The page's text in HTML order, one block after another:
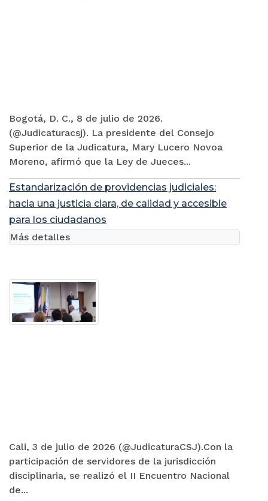
Bogotá, D. C., 8 de julio de 2026.
(@Judicaturacsj). La presidente del Consejo
Superior de la Judicatura, Mary Lucero Novoa
Moreno, afirmó que la Ley de Jueces...
Estandarización de providencias judiciales:
hacia una justicia clara, de calidad y accesible
para los ciudadanos
Cali, 3 de julio de 2026 (@JudicaturaCSJ).Con la
participación de servidores de la jurisdicción
disciplinaria, se realizó el II Encuentro Nacional
de...
Más detalles